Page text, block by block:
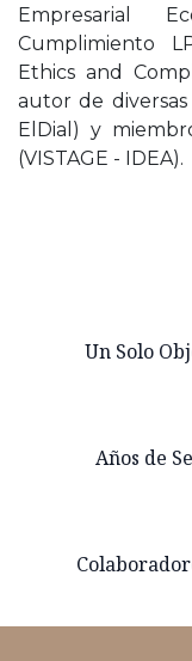
Empresarial
Cumplimiento
Ethics and
autor de diversas
ElDial) y
(VISTAGE - IDEA).
Un Solo
Años de